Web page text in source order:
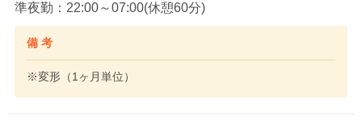
準夜勤：22:00～07:00(休憩60分)
備 考
※変形（1ヶ月単位）